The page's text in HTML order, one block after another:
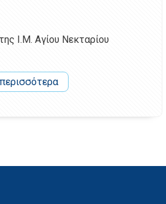
Ι.Μ. Αγίου Νεκταρίου
περισσότερα